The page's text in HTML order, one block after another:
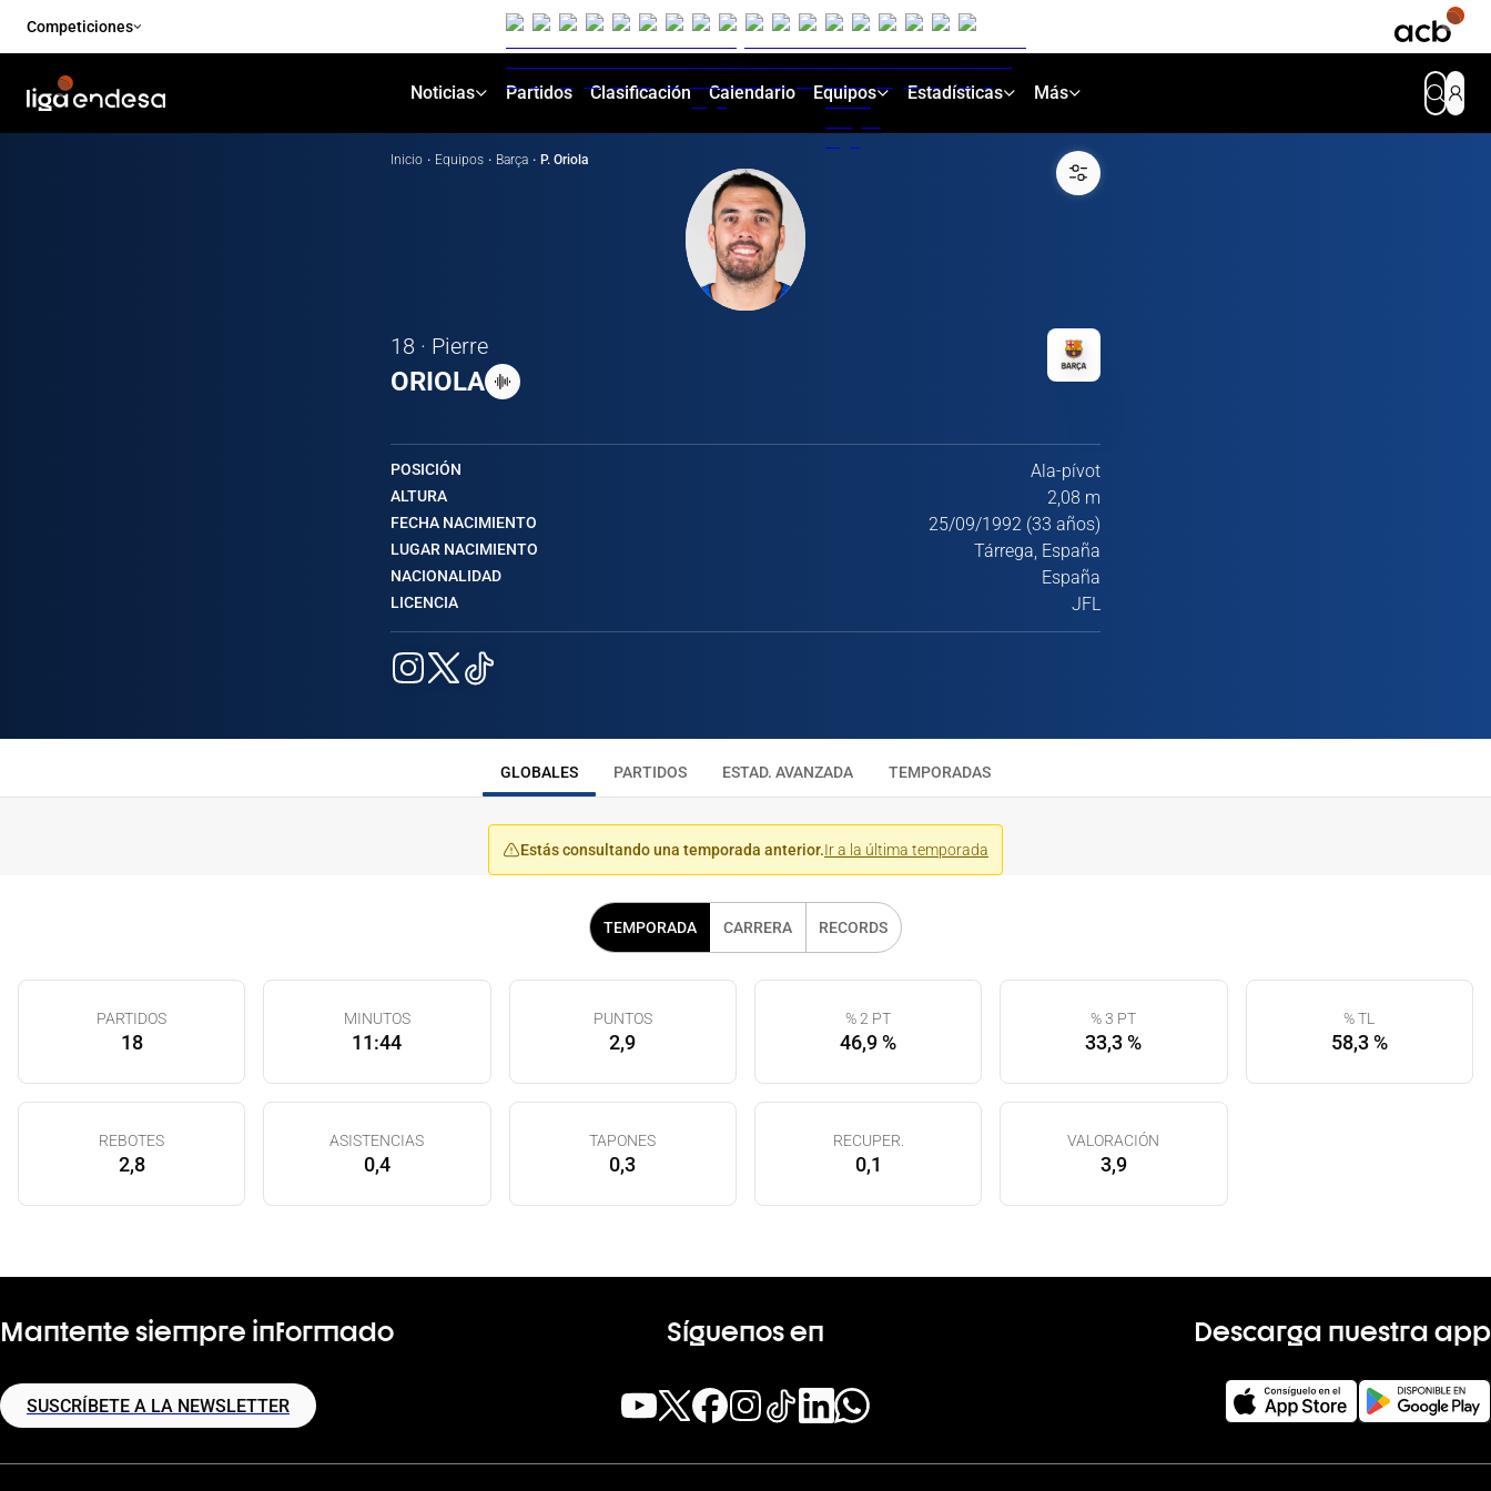
Competiciones
Noticias Partidos Clasificación Calendario Equipos Estadísticas Más
Inicio · Equipos · Barça · P. Oriola
18 · Pierre
ORIOLA
POSICIÓN Ala-pívot
ALTURA 2,08 m
FECHA NACIMIENTO 25/09/1992 (33 años)
LUGAR NACIMIENTO Tárrega, España
NACIONALIDAD España
LICENCIA JFL
GLOBALES PARTIDOS ESTAD. AVANZADA TEMPORADAS
Estás consultando una temporada anterior.Ir a la última temporada
TEMPORADA CARRERA RECORDS
PARTIDOS
18
MINUTOS
11:44
PUNTOS
2,9
% 2 PT
46,9 %
% 3 PT
33,3 %
% TL
58,3 %
REBOTES
2,8
ASISTENCIAS
0,4
TAPONES
0,3
RECUPER.
0,1
VALORACIÓN
3,9
Mantente siempre informado
SUSCRÍBETE A LA NEWSLETTER
Síguenos en Descarga nuestra app